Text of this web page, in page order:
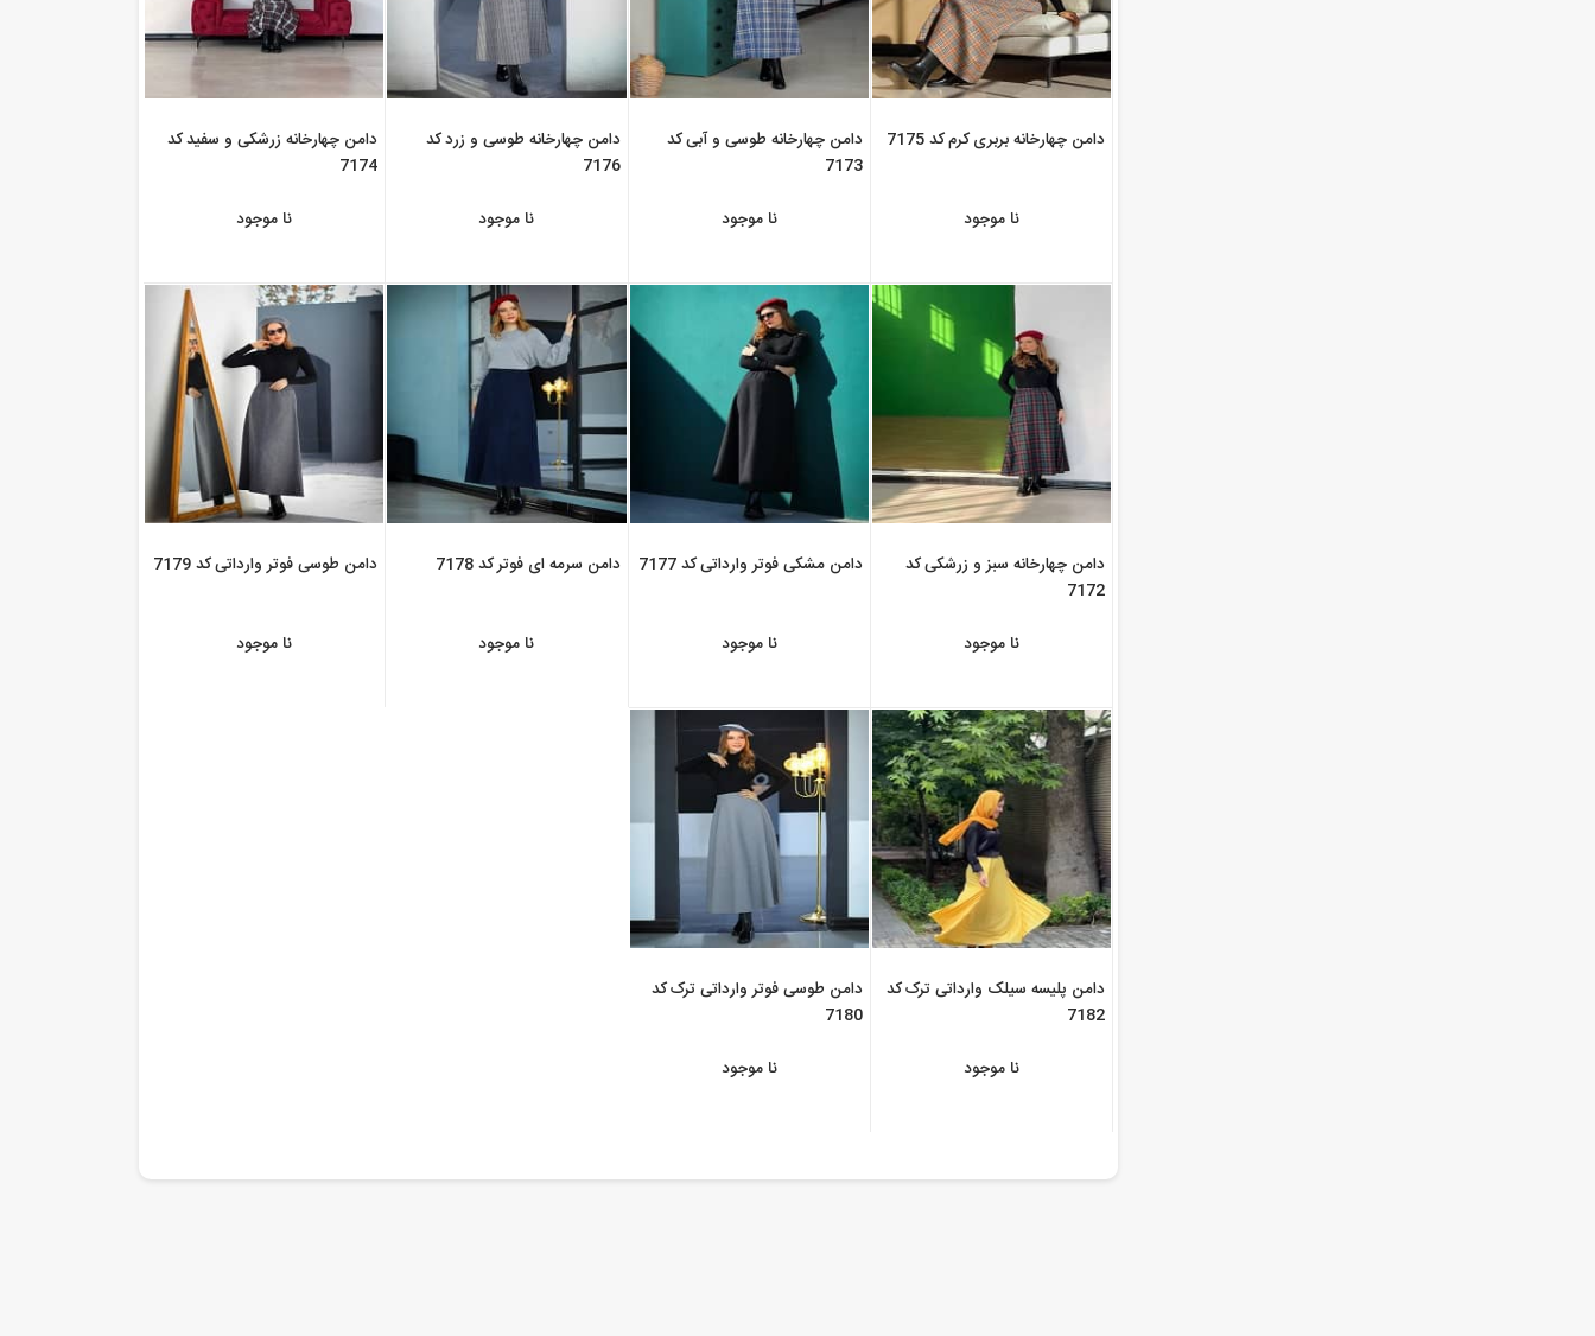
دامن چهارخانه بربری کرم کد 7175
نا موجود
دامن چهارخانه طوسی و آبی کد
7173
نا موجود
دامن چهارخانه طوسی و زرد کد
7176
نا موجود
دامن چهارخانه زرشکی و سفید کد
7174
نا موجود
دامن چهارخانه سبز و زرشکی کد
7172
نا موجود
دامن مشکی فوتر وارداتی کد 7177
نا موجود
دامن سرمه ای فوتر کد 7178
نا موجود
دامن طوسی فوتر وارداتی کد 7179
نا موجود
دامن پلیسه سیلک وارداتی ترک کد
7182
نا موجود
دامن طوسی فوتر وارداتی ترک کد
7180
نا موجود